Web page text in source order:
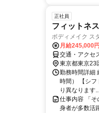
正社員
フィットネ
ボディメイク ス
月給245,000円
交通・アクセ
東京都東京23
勤務時間詳細
時間） 【シ
り異なります
仕事内容 「そ
身者が多数活